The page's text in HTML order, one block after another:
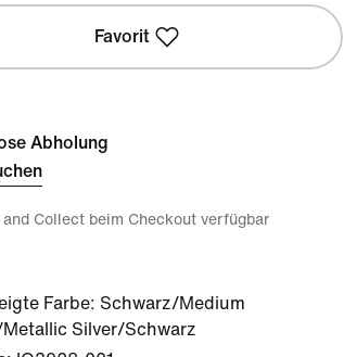
Favorit
Abholung
and Collect beim Checkout verfügbar
Farbe: Schwarz/Medium
Silver/Schwarz